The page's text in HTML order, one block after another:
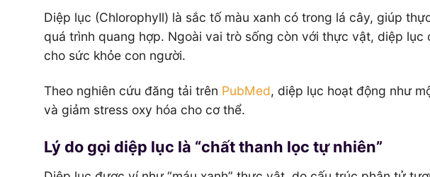
Diệp lục (Chlorophyll) là sắc tố màu xanh có trong lá cây, giúp
quá trình quang hợp. Ngoài vai trò sống còn với thực vật, diệp
cho sức khỏe con người.
Theo nghiên cứu đăng tải trên PubMed, diệp lục hoạt động như
và giảm stress oxy hóa cho cơ thể.
Lý do gọi diệp lục là “chất thanh lọc tự nhiên”